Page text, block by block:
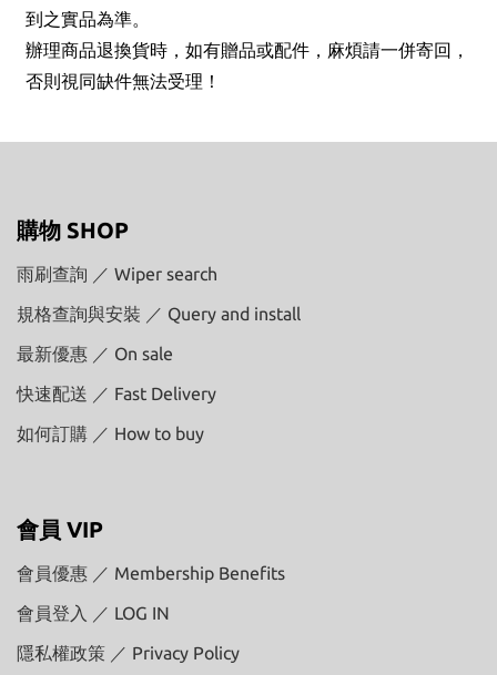
到之實品為準。
辦理商品退換貨時，如有贈品或配件，麻煩請一併寄回，
否則視同缺件無法受理！
購物 SHOP
雨刷查詢 ／ Wiper search
規格查詢與安裝 ／ Query and install
最新優惠 ／ On sale
快速配送 ／ Fast Delivery
如何訂購 ／ How to buy
會員 VIP
會員優惠 ／ Membership Benefits
會員登入 ／ LOG IN
隱私權政策 ／ Privacy Policy